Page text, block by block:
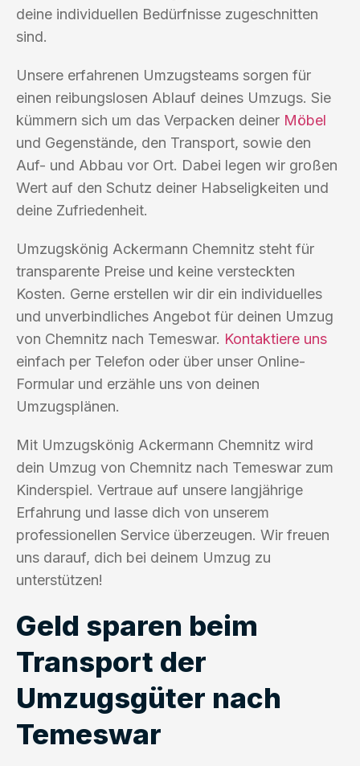
deine individuellen Bedürfnisse zugeschnitten
sind.
Unsere erfahrenen Umzugsteams sorgen für
einen reibungslosen Ablauf deines Umzugs. Sie
kümmern sich um das Verpacken deiner Möbel
und Gegenstände, den Transport, sowie den
Auf- und Abbau vor Ort. Dabei legen wir großen
Wert auf den Schutz deiner Habseligkeiten und
deine Zufriedenheit.
Umzugskönig Ackermann Chemnitz steht für
transparente Preise und keine versteckten
Kosten. Gerne erstellen wir dir ein individuelles
und unverbindliches Angebot für deinen Umzug
von Chemnitz nach Temeswar. Kontaktiere uns
einfach per Telefon oder über unser Online-
Formular und erzähle uns von deinen
Umzugsplänen.
Mit Umzugskönig Ackermann Chemnitz wird
dein Umzug von Chemnitz nach Temeswar zum
Kinderspiel. Vertraue auf unsere langjährige
Erfahrung und lasse dich von unserem
professionellen Service überzeugen. Wir freuen
uns darauf, dich bei deinem Umzug zu
unterstützen!
Geld sparen beim
Transport der
Umzugsgüter nach
Temeswar